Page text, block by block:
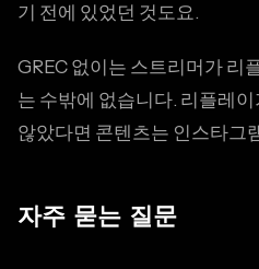
기 전에 있었던 것도요.
GREC 없이는 스트리머가 리
는 수밖에 없습니다. 리플레
않았다면 콘텐츠는 인스타그
자주 묻는 질문